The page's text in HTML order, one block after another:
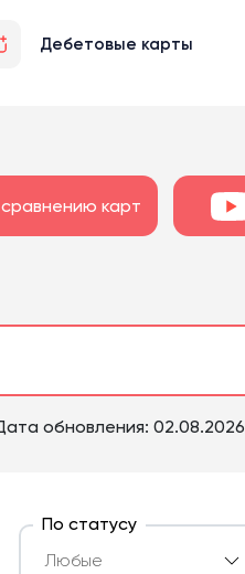
Дебетовые карты
карт
обновления: 02.08.2026
По статусу